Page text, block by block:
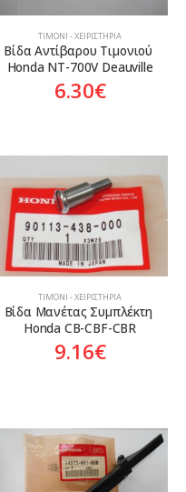
ΤΙΜΌΝΙ - ΧΕΙΡΙΣΤΉΡΙΑ
Βίδα Αντίβαρου Τιμονιού
Honda NT-700V Deauville
6.30€
ΤΙΜΌΝΙ - ΧΕΙΡΙΣΤΉΡΙΑ
Βίδα Μανέτας Συμπλέκτη
Honda CB-CBF-CBR
9.16€